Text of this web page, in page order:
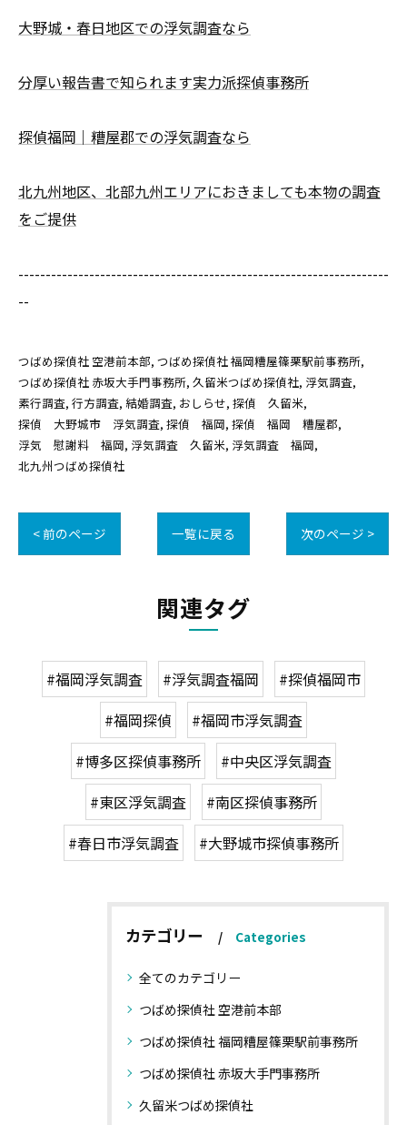
大野城・春日地区での浮気調査なら
分厚い報告書で知られます実力派探偵事務所
探偵福岡｜糟屋郡での浮気調査なら
北九州地区、北部九州エリアにおきましても本物の調査
をご提供
--------------------------------------------------------------------
--
つばめ探偵社 空港前本部 つばめ探偵社 福岡糟屋篠栗駅前事務所
つばめ探偵社 赤坂大手門事務所 久留米つばめ探偵社 浮気調査
素行調査 行方調査 結婚調査 おしらせ 探偵 久留米
探偵 大野城市 浮気調査 探偵 福岡 探偵 福岡 糟屋郡
浮気 慰謝料 福岡 浮気調査 久留米 浮気調査 福岡
北九州つばめ探偵社
< 前のページ 一覧に戻る 次のページ >
関連タグ
#福岡浮気調査 #浮気調査福岡
#探偵福岡市
#福岡探偵
#福岡市浮気調査
#博多区探偵事務所
#中央区浮気調査
#東区浮気調査
#南区探偵事務所
#春日市浮気調査
#大野城市探偵事務所
カテゴリー Categories
全てのカテゴリー
つばめ探偵社 空港前本部
つばめ探偵社 福岡糟屋篠栗駅前事務所
つばめ探偵社 赤坂大手門事務所
久留米つばめ探偵社